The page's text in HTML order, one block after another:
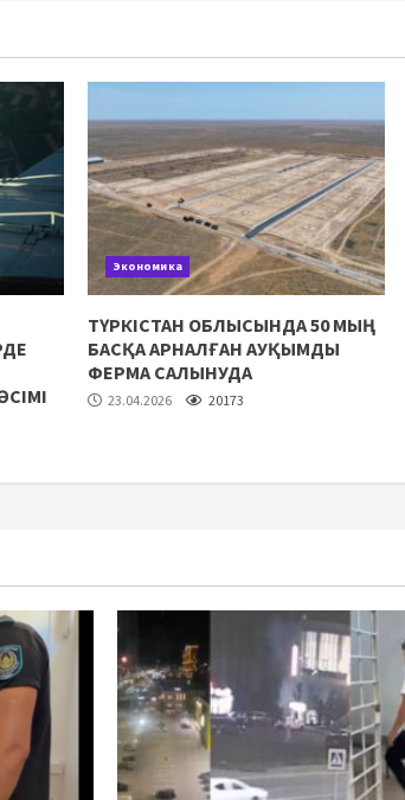
Экономика
ТҮРКІСТАН ОБЛЫСЫНДА 50 МЫҢ
БАСҚА АРНАЛҒАН АУҚЫМДЫ
ФЕРМА САЛЫНУДА
23.04.2026 20173